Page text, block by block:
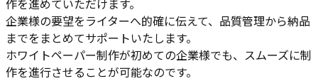
企業様の要望をライターへ的確に伝えて、品質管理から納品
までをまとめてサポートいたします。
ホワイトペーパー制作が初めての企業様でも、スムーズに制
作を進行させることが可能なのです。